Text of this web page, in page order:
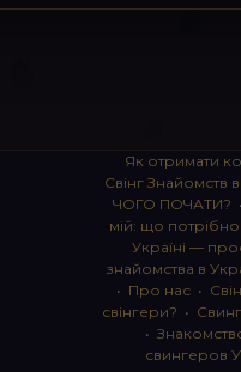
Як отримати
Свінг Знайомств в
ЧОГО ПОЧАТИ? •
мій: що потрібно
Україні —
знайомства в
• Про нас •
свінгери? •
•
свингеров